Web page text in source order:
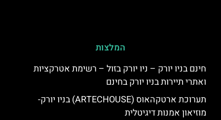
המלצות
חינם בניו יורק – ניו יורק בזול – רשימת אטרקציות
ואתרי תיירות בניו יורק בחינם
תערוכת ארטקהאוס (ARTECHOUSE) בניו יורק-
מוזיאון אמנות דיגיטלית